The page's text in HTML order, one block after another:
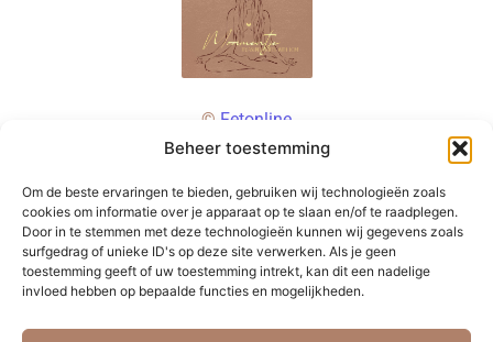
Beheer toestemming
Om de beste ervaringen te bieden, gebruiken wij technologieën zoals
cookies om informatie over je apparaat op te slaan en/of te raadplegen.
Door in te stemmen met deze technologieën kunnen wij gegevens zoals
surfgedrag of unieke ID's op deze site verwerken. Als je geen
toestemming geeft of uw toestemming intrekt, kan dit een nadelige
invloed hebben op bepaalde functies en mogelijkheden.
© Fetonline